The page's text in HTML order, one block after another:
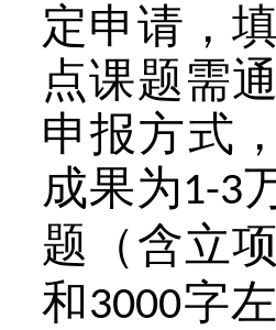
定申请，
点课题需
申报方式
成果为1-3
题（含立
和3000字